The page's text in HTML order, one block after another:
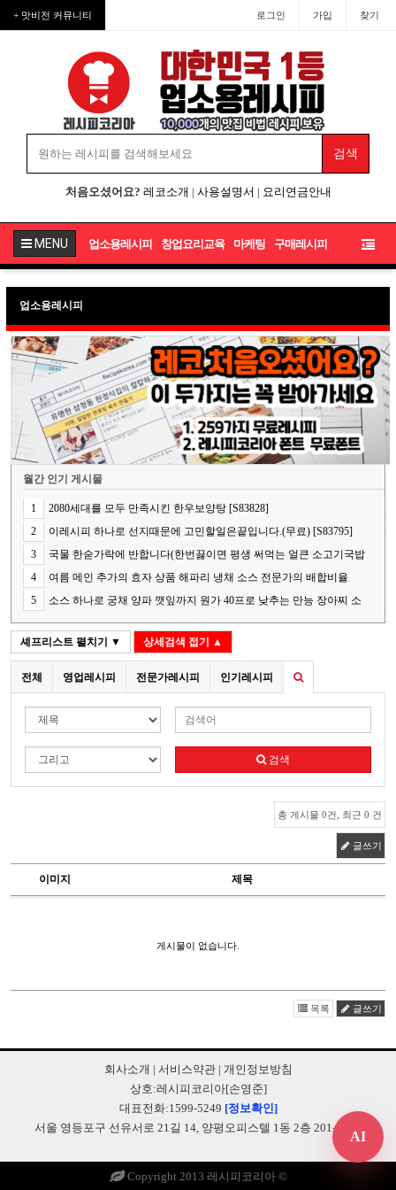
+ 맛비전 커뮤니티 로그인 가입 찾기
처음오셨어요? 레코소개 | 사용설명서 | 요리연금안내
MENU 업소용레시피 창업요리교육 마케팅 구매레시피
업소용레시피
월간 인기 게시물
1
2080세대를 모두 만족시킨 한우보양탕 [S83828]
2
이레시피 하나로 선지때문에 고민할일은끝입니다.(무료) [S83795]
3
국물 한숟가락에 반합니다(한번끓이면 평생 써먹는 얼큰 소고기국밥
의 핵심 비법) [S83848]
4
여름 메인 추가의 효자 상품 해파리 냉채 소스 전문가의 배합비율
[S83787]
5
소스 하나로 궁채 양파 깻잎까지 원가 40프로 낮추는 만능 장아찌 소
스[S83841]
셰프리스트 펼치기 ▼ 상세검색 접기 ▲
전체 영업레시피 전문가레시피 인기레시피
검색
총 게시물 0건, 최근 0 건
글쓰기
이미지 제목
게시물이 없습니다.
목록 글쓰기
회사소개 | 서비스약관| 개인정보방침
상호:레시피코리아[손영준]
대표전화:1599-5249 [정보확인]
서울 영등포구 선유서로 21길 14, 양평오피스텔 1동 2층 201-B248
Copyright 2013 레시피코리아 ©
AI